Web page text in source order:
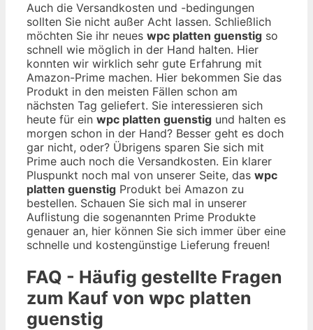
Auch die Versandkosten und -bedingungen
sollten Sie nicht außer Acht lassen. Schließlich
möchten Sie ihr neues wpc platten guenstig so
schnell wie möglich in der Hand halten. Hier
konnten wir wirklich sehr gute Erfahrung mit
Amazon-Prime machen. Hier bekommen Sie das
Produkt in den meisten Fällen schon am
nächsten Tag geliefert. Sie interessieren sich
heute für ein wpc platten guenstig und halten es
morgen schon in der Hand? Besser geht es doch
gar nicht, oder? Übrigens sparen Sie sich mit
Prime auch noch die Versandkosten. Ein klarer
Pluspunkt noch mal von unserer Seite, das wpc
platten guenstig Produkt bei Amazon zu
bestellen. Schauen Sie sich mal in unserer
Auflistung die sogenannten Prime Produkte
genauer an, hier können Sie sich immer über eine
schnelle und kostengünstige Lieferung freuen!
FAQ - Häufig gestellte Fragen
zum Kauf von wpc platten
guenstig